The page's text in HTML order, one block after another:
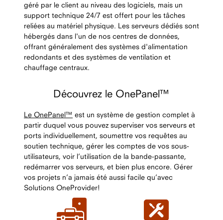
géré par le client au niveau des logiciels, mais un
support technique 24/7 est offert pour les tâches
reliées au matériel physique. Les serveurs dédiés sont
hébergés dans l'un de nos centres de données,
offrant généralement des systèmes d'alimentation
redondants et des systèmes de ventilation et
chauffage centraux.
Découvrez le OnePanel™
Le OnePanel™ est un système de gestion complet à
partir duquel vous pouvez superviser vos serveurs et
ports individuellement, soumettre vos requêtes au
soutien technique, gérer les comptes de vos sous-
utilisateurs, voir l’utilisation de la bande-passante,
redémarrer vos serveurs, et bien plus encore. Gérer
vos projets n’a jamais été aussi facile qu’avec
Solutions OneProvider!